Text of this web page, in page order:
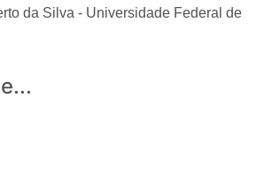
da Silva - Universidade Federal de